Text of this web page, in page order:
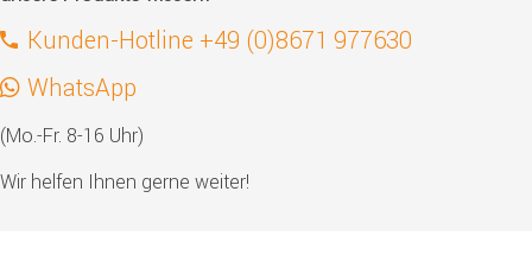
Kunden-Hotline +49 (0)8671 977630
WhatsApp
(Mo.-Fr. 8-16 Uhr)
Wir helfen Ihnen gerne weiter!